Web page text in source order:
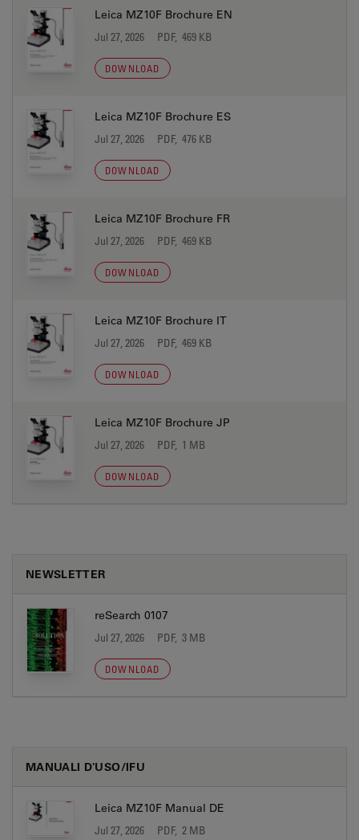
Leica MZ10F Brochure EN
Jul 27, 2026 PDF, 469 KB
DOWNLOAD
Leica MZ10F Brochure ES
Jul 27, 2026 PDF, 476 KB
DOWNLOAD
Leica MZ10F Brochure FR
Jul 27, 2026 PDF, 469 KB
DOWNLOAD
Leica MZ10F Brochure IT
Jul 27, 2026 PDF, 469 KB
DOWNLOAD
Leica MZ10F Brochure JP
Jul 27, 2026 PDF, 1 MB
DOWNLOAD
NEWSLETTER
reSearch 0107
Jul 27, 2026 PDF, 3 MB
DOWNLOAD
MANUALI D'USO/IFU
Leica MZ10F Manual DE
Jul 27, 2026 PDF, 2 MB